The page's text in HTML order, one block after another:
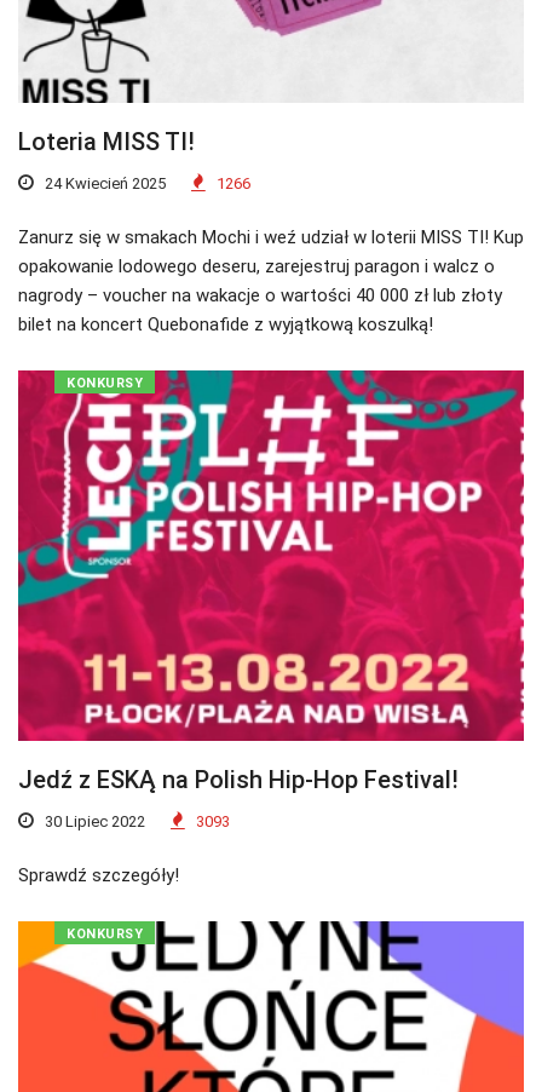
Loteria MISS TI!
24 Kwiecień 2025 1266
Zanurz się w smakach Mochi i weź udział w loterii MISS TI! Kup
opakowanie lodowego deseru, zarejestruj paragon i walcz o
nagrody – voucher na wakacje o wartości 40 000 zł lub złoty
bilet na koncert Quebonafide z wyjątkową koszulką!
KONKURSY
Jedź z ESKĄ na Polish Hip-Hop Festival!
30 Lipiec 2022 3093
Sprawdź szczegóły!
KONKURSY